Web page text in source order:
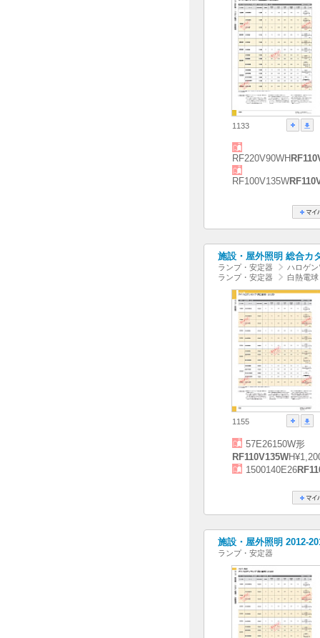
1133
RF220V90WH
RF100V135W
施設・屋外照明 総合カ
ランプ・安定器
ハロゲン
ランプ・安定器
白熱電球
1155
57E26150W形
RF110V135W
1500140E26
施設・屋外照明 2012-
ランプ・安定器